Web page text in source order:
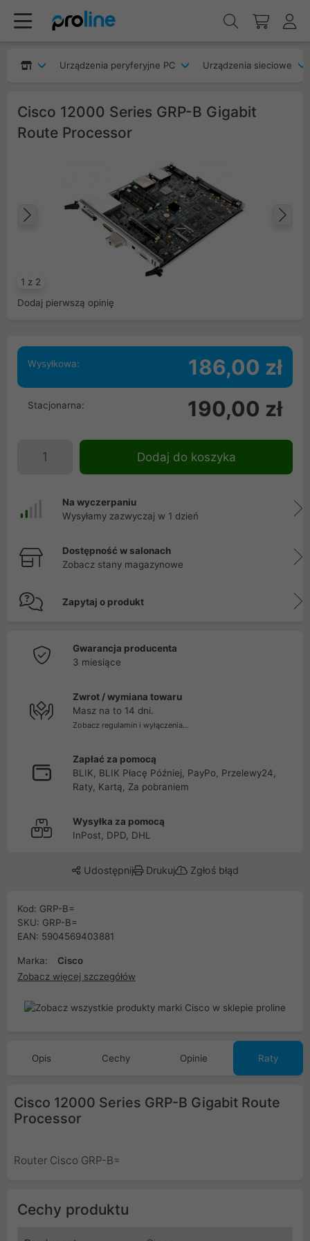
Urządzenia peryferyjne PC Urządzenia sieciowe
Cisco 12000 Series GRP-B Gigabit
Route Processor
1 z 2
Poprzedni
Dodaj pierwszą opinię
Wysyłkowa: 186,00 zł
Stacjonarna: 190,00 zł
Dodaj do koszyka
Na wyczerpaniu
Wysyłamy zazwyczaj w 1 dzień
Dostępność w salonach
Zobacz stany magazynowe
Zapytaj o produkt
Gwarancja producenta
3 miesiące
Zwrot / wymiana towaru
Masz na to 14 dni.
Zobacz regulamin i wyłączenia...
Zapłać za pomocą
BLIK, BLIK Płacę Później, PayPo, Przelewy24,
Raty, Kartą, Za pobraniem
Wysyłka za pomocą
InPost, DPD, DHL
Udostępnij Drukuj Zgłoś błąd
Kod: GRP-B=
SKU: GRP-B=
EAN: 5904569403881
Marka:
Cisco
Zobacz więcej szczegółów
Opis Cechy Opinie Raty
Cisco 12000 Series GRP-B Gigabit Route
Processor
Router Cisco GRP-B=
Cechy produktu